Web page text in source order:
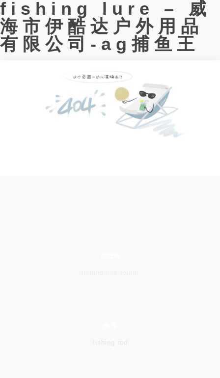
fishing lure – 威
海市伊酷达户外用品
有限公司-ag捕鱼王